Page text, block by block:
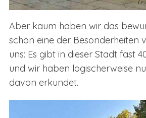
Aber kaum haben wir das
schon eine der Besonderheiten
uns: Es gibt in dieser Stadt fast
und wir haben logischerweise
davon erkundet.